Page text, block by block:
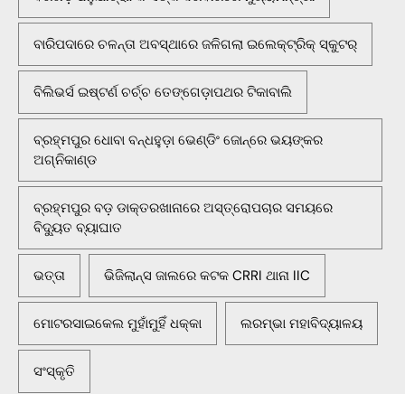
ବାରିପଦାରେ ଚଳନ୍ତା ଅବସ୍ଥାରେ ଜଳିଗଲା ଇଲେକ୍ଟ୍ରିକ୍ ସ୍କୁଟର୍
ବିଲିଭର୍ସ ଇଷ୍ଟର୍ଣ ଚର୍ଚ୍ଚ ତେଙ୍ଗେଡ଼ାପଥର ଟିକାବାଲି
ବ୍ରହ୍ମପୁର ଧୋବା ବନ୍ଧହୁଡ଼ା ଭେଣ୍ଡିଂ ଜୋନ୍‌ରେ ଭୟଙ୍କର
ଅଗ୍ନିକାଣ୍ଡ
ବ୍ରହ୍ମପୁର ବଡ଼ ଡାକ୍ତରଖାନାରେ ଅସ୍ତ୍ରୋପଚାର ସମୟରେ
ବିଦ୍ୟୁତ ବ୍ୟାଘାତ
ଭତ୍ତା ଭିଜିଲାନ୍ସ ଜାଲରେ କଟକ CRRI ଥାନା IIC
ମୋଟରସାଇକେଲ ମୁହାଁମୁହିଁ ଧକ୍କା ଲରମ୍ଭା ମହାବିଦ୍ୟାଳୟ
ସଂସ୍କୃତି